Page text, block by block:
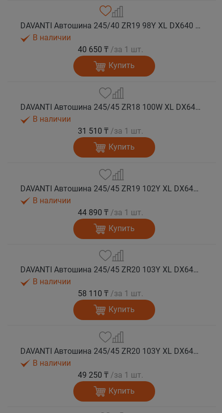
DAVANTI Автошина 245/40 ZR19 98Y XL DX640 RPR лето
В наличии
40 650 ₸ /за 1 шт.
Купить
DAVANTI Автошина 245/45 ZR18 100W XL DX640 RPR лето (Таиланд)
В наличии
31 510 ₸ /за 1 шт.
Купить
DAVANTI Автошина 245/45 ZR19 102Y XL DX640 RPR лето (Таиланд)
В наличии
44 890 ₸ /за 1 шт.
Купить
DAVANTI Автошина 245/45 ZR20 103Y XL DX640 RPR лето (Таиланд)
В наличии
58 110 ₸ /за 1 шт.
Купить
DAVANTI Автошина 245/45 ZR20 103Y XL DX640 RPR лето
В наличии
49 250 ₸ /за 1 шт.
Купить